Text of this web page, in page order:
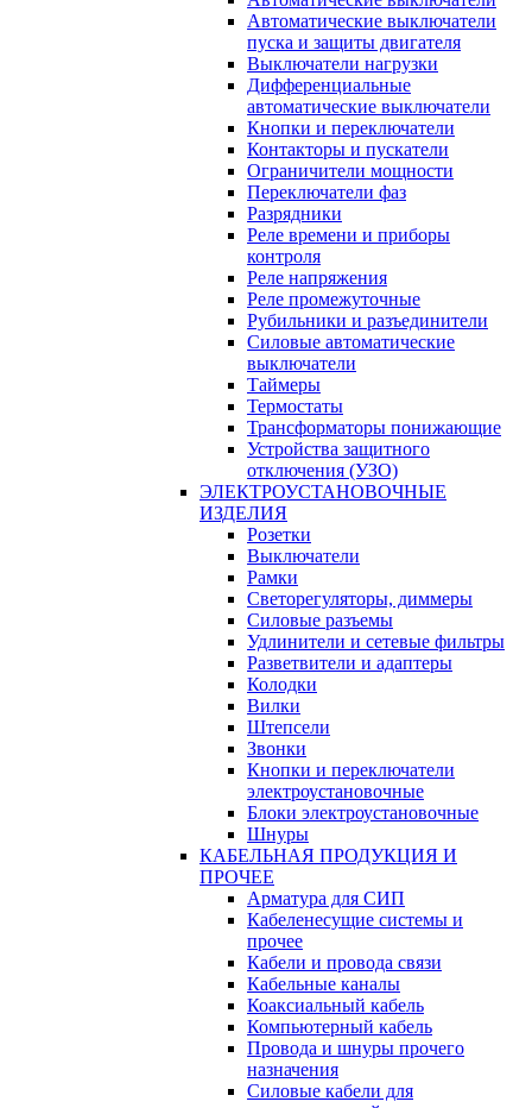
Автоматические выключатели
пуска и защиты двигателя
Выключатели нагрузки
Дифференциальные
автоматические выключатели
Кнопки и переключатели
Контакторы и пускатели
Ограничители мощности
Переключатели фаз
Разрядники
Реле времени и приборы
контроля
Реле напряжения
Реле промежуточные
Рубильники и разъединители
Силовые автоматические
выключатели
Таймеры
Термостаты
Трансформаторы понижающие
Устройства защитного
отключения (УЗО)
ЭЛЕКТРОУСТАНОВОЧНЫЕ
ИЗДЕЛИЯ
Розетки
Выключатели
Рамки
Светорегуляторы, диммеры
Силовые разъемы
Удлинители и сетевые фильтры
Разветвители и адаптеры
Колодки
Вилки
Штепсели
Звонки
Кнопки и переключатели
электроустановочные
Блоки электроустановочные
Шнуры
КАБЕЛЬНАЯ ПРОДУКЦИЯ И
ПРОЧЕЕ
Арматура для СИП
Кабеленесущие системы и
прочее
Кабели и провода связи
Кабельные каналы
Коаксиальный кабель
Компьютерный кабель
Провода и шнуры прочего
назначения
Силовые кабели для